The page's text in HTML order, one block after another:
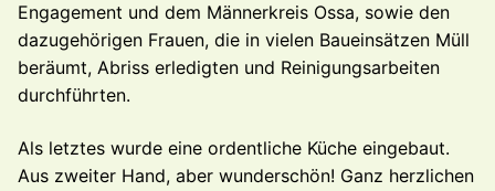
Engagement und dem Männerkreis Ossa, sowie den
dazugehörigen Frauen, die in vielen Baueinsätzen Müll
beräumt, Abriss erledigten und Reinigungsarbeiten
durchführten.
Als letztes wurde eine ordentliche Küche eingebaut.
Aus zweiter Hand, aber wunderschön! Ganz herzlichen